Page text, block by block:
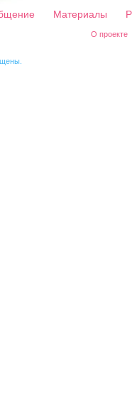
Материалы
О проекте